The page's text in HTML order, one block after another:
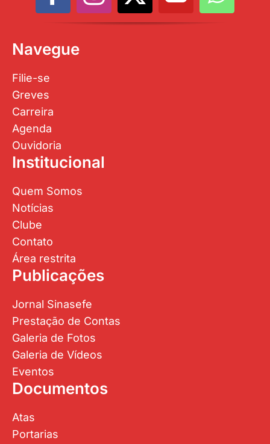
Navegue
Filie-se
Greves
Carreira
Agenda
Ouvidoria
Institucional
Quem Somos
Notícias
Clube
Contato
Área restrita
Publicações
Jornal Sinasefe
Prestação de Contas
Galeria de Fotos
Galeria de Vídeos
Eventos
Documentos
Atas
Portarias